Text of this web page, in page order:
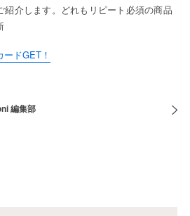
紹介します。どれもリピート必須の商品
ドGET！
編集部